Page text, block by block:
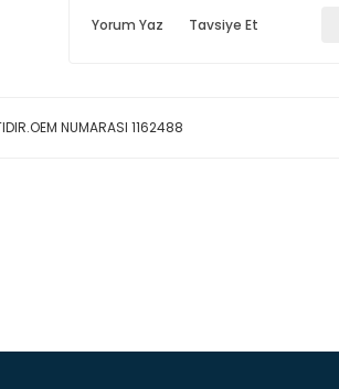
Yorum Yaz Tavsiye Et
NUMARASI 1162488